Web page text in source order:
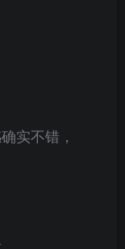
实不错，